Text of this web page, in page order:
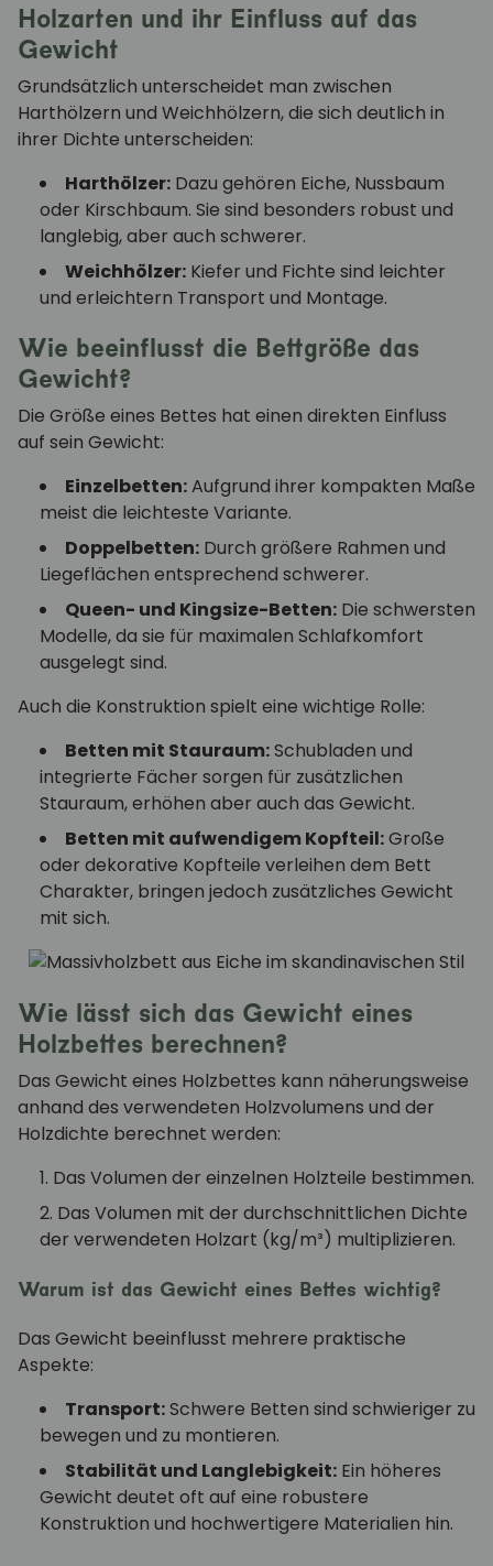
Holzarten und ihr Einfluss auf das
Gewicht
Grundsätzlich unterscheidet man zwischen
Harthölzern und Weichhölzern, die sich deutlich in
ihrer Dichte unterscheiden:
Harthölzer: Dazu gehören Eiche, Nussbaum
oder Kirschbaum. Sie sind besonders robust und
langlebig, aber auch schwerer.
Weichhölzer: Kiefer und Fichte sind leichter
und erleichtern Transport und Montage.
Wie beeinflusst die Bettgröße das
Gewicht?
Die Größe eines Bettes hat einen direkten Einfluss
auf sein Gewicht:
Einzelbetten:Aufgrund ihrer kompakten Maße
meist die leichteste Variante.
Doppelbetten: Durch größere Rahmen und
Liegeflächen entsprechend schwerer.
Queen- und Kingsize-Betten: Die schwersten
Modelle, da sie für maximalen Schlafkomfort
ausgelegt sind.
Auch die Konstruktion spielt eine wichtige Rolle:
Betten mit Stauraum:Schubladen und
integrierte Fächer sorgen für zusätzlichen
Stauraum, erhöhen aber auch das Gewicht.
Betten mit aufwendigem Kopfteil:Große
oder dekorative Kopfteile verleihen dem Bett
Charakter, bringen jedoch zusätzliches Gewicht
mit sich.
Wie lässt sich das Gewicht eines
Holzbettes berechnen?
Das Gewicht eines Holzbettes kann näherungsweise
anhand des verwendeten Holzvolumens und der
Holzdichte berechnet werden:
Das Volumen der einzelnen Holzteile bestimmen.
Das Volumen mit der durchschnittlichen Dichte
der verwendeten Holzart (kg/m³) multiplizieren.
Warum ist das Gewicht eines Bettes wichtig?
Das Gewicht beeinflusst mehrere praktische
Aspekte:
Transport:Schwere Betten sind schwieriger zu
bewegen und zu montieren.
Stabilität und Langlebigkeit: Ein höheres
Gewicht deutet oft auf eine robustere
Konstruktion und hochwertigere Materialien hin.